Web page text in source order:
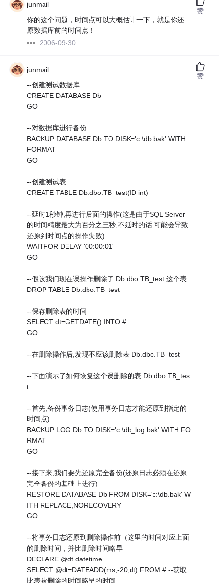
junmail
你的这个问题，时间点可以大概估计一下，就是你还
原数据库前的时间点！
2006-09-30
赞
junmail
--创建测试数据库
CREATE DATABASE Db
GO
--对数据库进行备份
BACKUP DATABASE Db TO DISK='c:\db.bak' WITH
FORMAT
GO
--创建测试表
CREATE TABLE Db.dbo.TB_test(ID int)
--延时1秒钟,再进行后面的操作(这是由于SQL Server
的时间精度最大为百分之三秒,不延时的话,可能会导致
还原到时间点的操作失败)
WAITFOR DELAY '00:00:01'
GO
--假设我们现在误操作删除了 Db.dbo.TB_test 这个表
DROP TABLE Db.dbo.TB_test
--保存删除表的时间
SELECT dt=GETDATE() INTO #
GO
--在删除操作后,发现不应该删除表 Db.dbo.TB_test
--下面演示了如何恢复这个误删除的表 Db.dbo.TB_tes
t
--首先,备份事务日志(使用事务日志才能还原到指定的
时间点)
BACKUP LOG Db TO DISK='c:\db_log.bak' WITH FO
RMAT
GO
--接下来,我们要先还原完全备份(还原日志必须在还原
完全备份的基础上进行)
RESTORE DATABASE Db FROM DISK='c:\db.bak' W
ITH REPLACE,NORECOVERY
GO
--将事务日志还原到删除操作前（这里的时间对应上面
的删除时间，并比删除时间略早
DECLARE @dt datetime
SELECT @dt=DATEADD(ms,-20,dt) FROM # --获取
比表被删除的时间略早的时间
赞